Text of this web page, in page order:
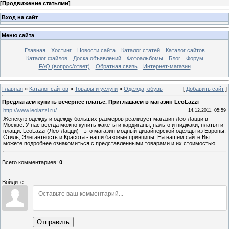
[Продвижение статьями]
Вход на сайт
Меню сайта
Главная Хостинг Новости сайта Каталог статей
Каталог сайтов
Каталог файлов
Доска объявлений Фотоальбомы Блог
Форум
FAQ (вопрос/ответ)
Обратная связь Интернет-магазин
Главная » Каталог сайтов » Товары и услуги » Одежда, обувь [ Добавить сайт ]
Предлагаем купить вечернее платье. Приглашаем в магазин LeoLazzi
http://www.leolazzi.ru/
14.12.2011, 05:59
Женскую одежду и одежду больших размеров реализует магазин Лео-Лацци в
Москве. У нас всегда можно купить жакеты и кардиганы, пальто и пиджаки, платья и
плащи. LeoLazzi (Лео-Лацци) - это магазин модный дизайнерской одежды из Европы.
Стиль, Элегантность и Красота - наши базовые принципы. На нашем сайте Вы
можете подробнее ознакомиться с представленными товарами и их стоимостью.
Всего комментариев: 0
Войдите:
Отправить